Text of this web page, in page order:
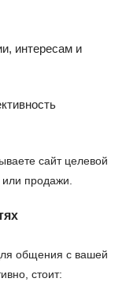
интересам и
сайт целевой
продажи.
общения с вашей
стоит: